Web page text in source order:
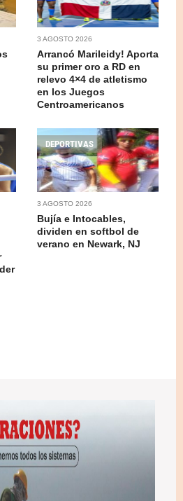
3 AGOSTO 2026
Arrancó Marileidy! Aporta
su primer oro a RD en
relevo 4×4 de atletismo
en los Juegos
Centroamericanos
DEPORTIVAS
3 AGOSTO 2026
Bujía e Intocables,
dividen en softbol de
verano en Newark, NJ